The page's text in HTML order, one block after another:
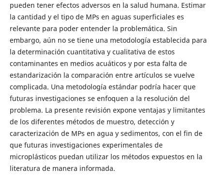
pueden tener efectos adversos en la salud humana. Estimar
la cantidad y el tipo de MPs en aguas superficiales es
relevante para poder entender la problemática. Sin
embargo, aún no se tiene una metodología establecida para
la determinación cuantitativa y cualitativa de estos
contaminantes en medios acuáticos y por esta falta de
estandarización la comparación entre artículos se vuelve
complicada. Una metodología estándar podría hacer que
futuras investigaciones se enfoquen a la resolución del
problema. La presente revisión expone ventajas y limitantes
de los diferentes métodos de muestro, detección y
caracterización de MPs en agua y sedimentos, con el fin de
que futuras investigaciones experimentales de
microplásticos puedan utilizar los métodos expuestos en la
literatura de manera informada.